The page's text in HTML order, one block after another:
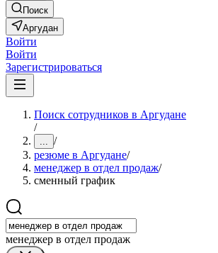
Поиск
Аргудан
Войти
Войти
Зарегистрироваться
Поиск сотрудников в Аргудане
/
... /
резюме в Аргудане/
менеджер в отдел продаж/
сменный график
менеджер в отдел продаж